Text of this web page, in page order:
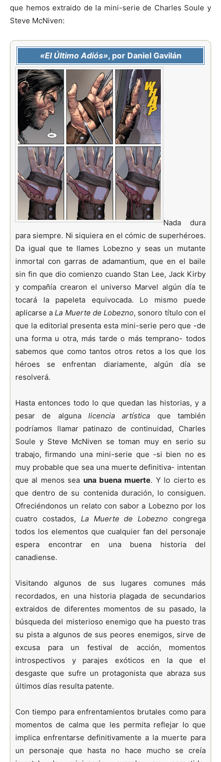
que hemos extraido de la mini-serie de Charles Soule y
Steve McNiven:
«El Último Adiós», por Daniel Gavilán
Nada dura
para siempre. Ni siquiera en el cómic de superhéroes.
Da igual que te llames Lobezno y seas un mutante
inmortal con garras de adamantium, que en el baile
sin fin que dio comienzo cuando Stan Lee, Jack Kirby
y compañía crearon el universo Marvel algún día te
tocará la papeleta equivocada. Lo mismo puede
aplicarse aLa Muerte de Lobezno, sonoro título con el
que la editorial presenta esta mini-serie pero que -de
una forma u otra, más tarde o más temprano- todos
sabemos que como tantos otros retos a los que los
héroes se enfrentan diariamente, algún día se
resolverá.
Hasta entonces todo lo que quedan las historias, y a
pesar de alguna licencia artística que también
podríamos llamar patinazo de continuidad, Charles
Soule y Steve McNiven se toman muy en serio su
trabajo, firmando una mini-serie que -si bien no es
muy probable que sea una muerte definitiva- intentan
que al menos sea una buena muerte. Y lo cierto es
que dentro de su contenida duración, lo consiguen.
Ofreciéndonos un relato con sabor a Lobezno por los
cuatro costados, La Muerte de Lobezno congrega
todos los elementos que cualquier fan del personaje
espera encontrar en una buena historia del
canadiense.
Visitando algunos de sus lugares comunes más
recordados, en una historia plagada de secundarios
extraidos de diferentes momentos de su pasado, la
búsqueda del misterioso enemigo que ha puesto tras
su pista a algunos de sus peores enemigos, sirve de
excusa para un festival de acción, momentos
introspectivos y parajes exóticos en la que el
desgaste que sufre un protagonista que abraza sus
últimos días resulta patente.
Con tiempo para enfrentamientos brutales como para
momentos de calma que les permita reflejar lo que
implica enfrentarse definitivamente a la muerte para
un personaje que hasta no hace mucho se creía